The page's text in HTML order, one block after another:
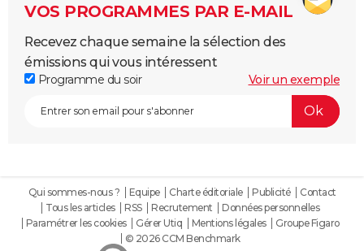
VOS PROGRAMMES PAR E-MAIL
Recevez chaque semaine la sélection des
émissions qui vous intéressent
Programme du soir Voir un exemple
Qui sommes-nous ? Equipe Charte éditoriale Publicité
Contact
Tous les articles
RSS Recrutement
Données personnelles
Paramétrer les cookies
Gérer Utiq Mentions légales
Groupe Figaro
© 2026 CCM Benchmark